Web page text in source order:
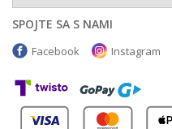
SPOJTE SA S NAMI
Facebook Instagram